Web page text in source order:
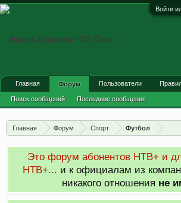
Войти
Главная Форум Спорт Футбол
Это форум абонентов НТВ+ и
НТВ+... и к официалам из
никакого отношения не
Главная Форум
Поиск сообщений Последние сообщения
Пользователи